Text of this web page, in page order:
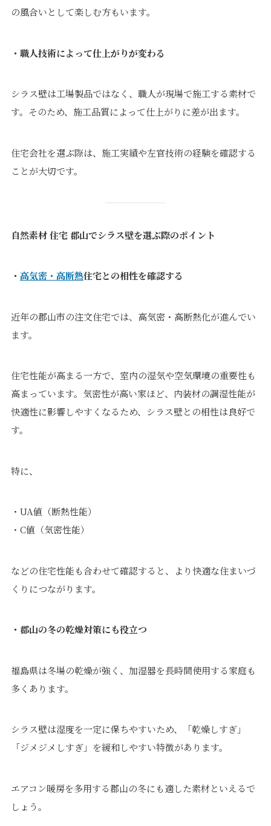
の風合いとして楽しむ方もいます。
・職人技術によって仕上がりが変わる
シラス壁は工場製品ではなく、職人が現場で施工する素材で
す。そのため、施工品質によって仕上がりに差が出ます。
住宅会社を選ぶ際は、施工実績や左官技術の経験を確認する
ことが大切です。
自然素材 住宅 郡山でシラス壁を選ぶ際のポイント
・ 高気密・高断熱住宅との相性を確認する
近年の郡山市の注文住宅では、高気密・高断熱化が進んでい
ます。
住宅性能が高まる一方で、室内の湿気や空気環境の重要性も
高まっています。気密性が高い家ほど、内装材の調湿性能が
快適性に影響しやすくなるため、シラス壁との相性は良好で
す。
特に、
・UA値（断熱性能）
・C値（気密性能）
などの住宅性能も合わせて確認すると、より快適な住まいづ
くりにつながります。
・郡山の冬の乾燥対策にも役立つ
福島県は冬場の乾燥が強く、加湿器を長時間使用する家庭も
多くあります。
シラス壁は湿度を一定に保ちやすいため、「乾燥しすぎ」
「ジメジメしすぎ」を緩和しやすい特徴があります。
エアコン暖房を多用する郡山の冬にも適した素材といえるで
しょう。